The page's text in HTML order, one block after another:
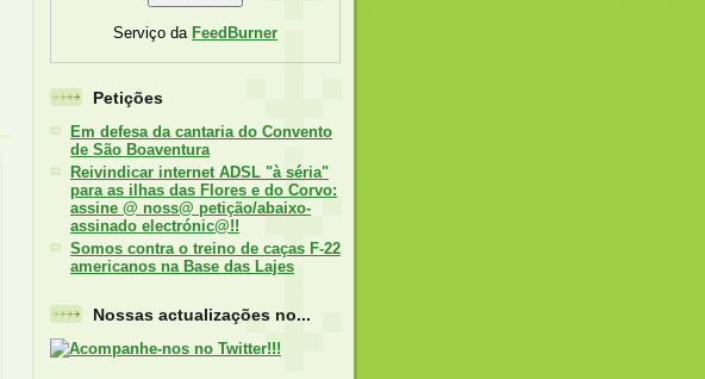
Serviço da FeedBurner
Petições
Em defesa da cantaria do Convento
de São Boaventura
Reivindicar internet ADSL "à séria"
para as ilhas das Flores e do Corvo:
assine @ noss@ petição/abaixo-
assinado electrónic@!!
Somos contra o treino de caças F-22
americanos na Base das Lajes
Nossas actualizações no...